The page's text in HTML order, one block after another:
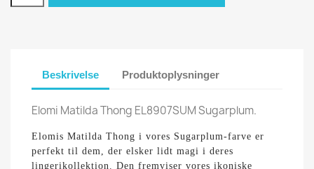
Beskrivelse Produktoplysninger
Elomi Matilda Thong EL8907SUM Sugarplum.
Elomis Matilda Thong i vores Sugarplum-farve er
perfekt til dem, der elsker lidt magi i deres
lingerikollektion. Den fremviser vores ikoniske